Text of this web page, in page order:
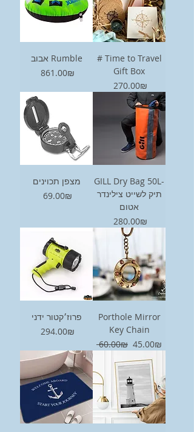
אבוב Rumble
Price
‏861.00 ‏₪
# Time to Travel
Gift Box
Price
‏270.00 ‏₪
מצפן תכוינים
Price ‏69.00 ‏₪
GILL Dry Bag 50L-
תיק לשייט צילינדר
אטום
Price
‏280.00 ‏₪
פרוז׳קטור ידני
Price
‏294.00 ‏₪
Porthole Mirror
Key Chain
Regular Price
‏60.00 ‏₪ Sale Price
‏45.00 ‏₪